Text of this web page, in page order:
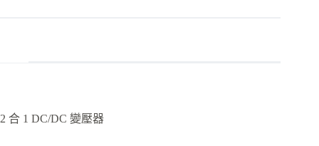
2 合 1 DC/DC 變壓器